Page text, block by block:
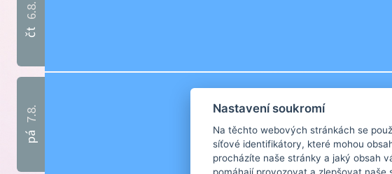
čt
6.8.
pá
7.8. Nastavení soukromí
Na těchto webových stránkách se
síťové identifikátory, které mohou
procházíte naše stránky a jaký obsah